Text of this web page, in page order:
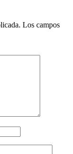
Los campos